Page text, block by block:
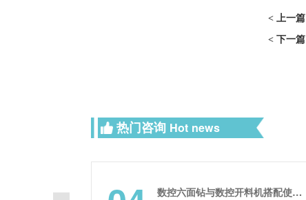
< 上一篇
< 下一篇
热门咨询 Hot news
数控六面钻与数控开料机搭配使用的生产流程是什么？